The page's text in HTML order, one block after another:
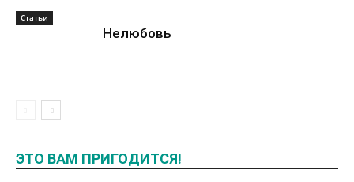
Статьи
Нелюбовь
ЭТО ВАМ ПРИГОДИТСЯ!